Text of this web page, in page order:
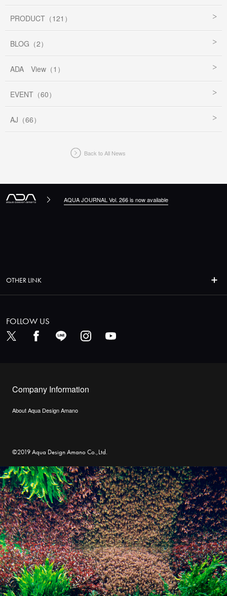
PRODUCT（121）
BLOG（2）
ADA View（1）
EVENT（60）
AJ（66）
Back to All News
AQUA JOURNAL Vol. 266 is now available
OTHER LINK
FOLLOW US
Company Information
About Aqua Design Amano
©2019 Aqua Design Amano Co.,Ltd.